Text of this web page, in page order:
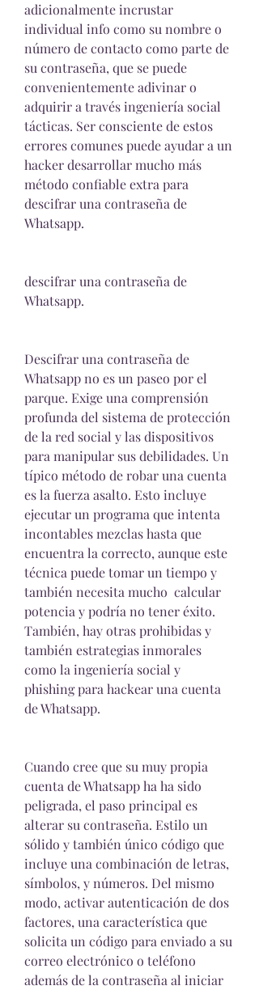
adicionalmente incrustar
individual info como su nombre o
número de contacto como parte de
su contraseña, que se puede
convenientemente adivinar o
adquirir a través ingeniería social
tácticas. Ser consciente de estos
errores comunes puede ayudar a un
hacker desarrollar mucho más
método confiable extra para
descifrar una contraseña de
Whatsapp.
descifrar una contraseña de
Whatsapp.
Descifrar una contraseña de
Whatsapp no es un paseo por el
parque. Exige una comprensión
profunda del sistema de protección
de la red social y las dispositivos
para manipular sus debilidades. Un
típico método de robar una cuenta
es la fuerza asalto. Esto incluye
ejecutar un programa que intenta
incontables mezclas hasta que
encuentra la correcto, aunque este
técnica puede tomar un tiempo y
también necesita mucho  calcular
potencia y podría no tener éxito.
También, hay otras prohibidas y
también estrategias inmorales
como la ingeniería social y
phishing para hackear una cuenta
de Whatsapp.
Cuando cree que su muy propia
cuenta de Whatsapp ha ha sido
peligrada, el paso principal es
alterar su contraseña. Estilo un
sólido y también único código que
incluye una combinación de letras,
símbolos, y números. Del mismo
modo, activar autenticación de dos
factores, una característica que
solicita un código para enviado a su
correo electrónico o teléfono
además de la contraseña al iniciar